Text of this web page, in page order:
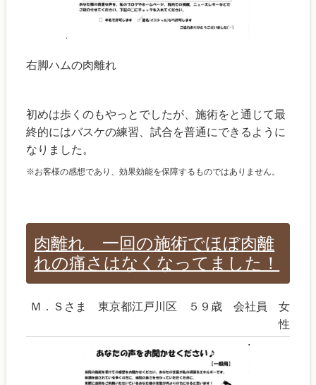
右脚ハムの肉離れ
初めは歩くのもやっとでしたが、施術をと通じて最
終的にはバスケの練習、試合を普通にできるように
なりました。
※お客様の感想であり、効果効能を保障するものではありません。
肉離れ 一回の施術でほぼ肉離
れの痛さはなくなってました！
Ｍ．Ｓさま 東京都江戸川区 ５９歳 会社員 女
性